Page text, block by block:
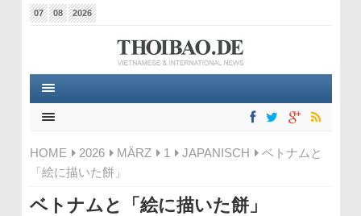
07 08 2026
HOME 2026 MÄRZ 1 JAPANISCH
ベトナムと
「絵に描いた餅」
ベトナムと「絵に描いた餅」